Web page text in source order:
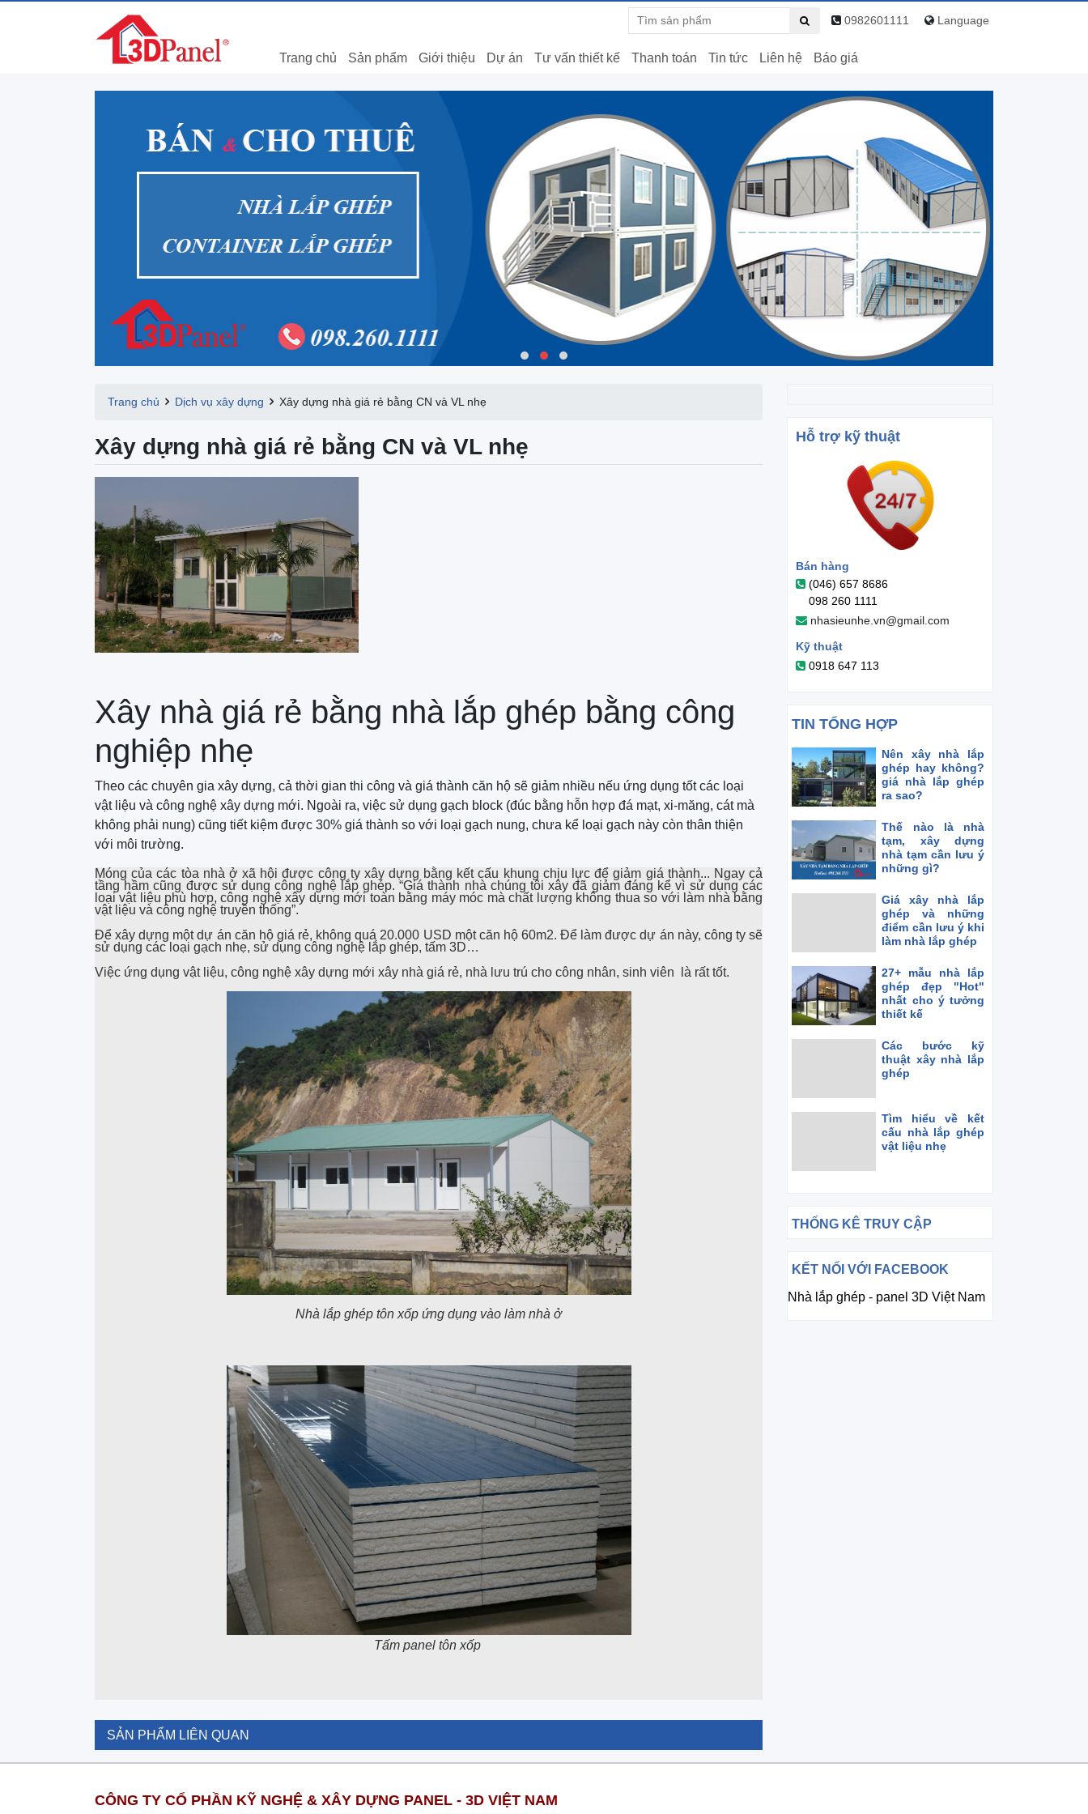
0982601111 Language
Trang chủ Sản phẩm Giới thiệu Dự án Tư vấn thiết kế Thanh toán Tin tức Liên hệ Báo giá
Trang chủ Dịch vụ xây dựng Xây dựng nhà giá rẻ bằng CN và VL nhẹ
Xây dựng nhà giá rẻ bằng CN và VL nhẹ
Xây nhà giá rẻ bằng nhà lắp ghép bằng công
nghiệp nhẹ
Theo các chuyên gia xây dựng, cả thời gian thi công và giá thành căn hộ sẽ giảm nhiều nếu ứng dụng tốt các loại
vật liệu và công nghệ xây dựng mới. Ngoài ra, việc sử dụng gạch block (đúc bằng hỗn hợp đá mạt, xi-măng, cát mà
không phải nung) cũng tiết kiệm được 30% giá thành so với loại gạch nung, chưa kể loại gạch này còn thân thiện
với môi trường.
Móng của các tòa nhà ở xã hội được công ty xây dựng bằng kết cấu khung chịu lực để giảm giá thành... Ngay cả
tầng hầm cũng được sử dụng công nghệ lắp ghép. “Giá thành nhà chúng tôi xây đã giảm đáng kể vì sử dụng các
loại vật liệu phù hợp, công nghệ xây dựng mới toàn bằng máy móc mà chất lượng không thua so với làm nhà bằng
vật liệu và công nghệ truyền thống”.
Để xây dựng một dự án căn hộ giá rẻ, không quá 20.000 USD một căn hộ 60m2. Để làm được dự án này, công ty sẽ
sử dụng các loại gạch nhẹ, sử dụng công nghệ lắp ghép, tấm 3D…
Việc ứng dụng vật liệu, công nghệ xây dựng mới xây nhà giá rẻ, nhà lưu trú cho công nhân, sinh viên là rất tốt.
Nhà lắp ghép tôn xốp ứng dụng vào làm nhà ở
Tấm panel tôn xốp
SẢN PHẨM LIÊN QUAN
Hỗ trợ kỹ thuật
Bán hàng
(046) 657 8686
098 260 1111
nhasieunhe.vn@gmail.com
Kỹ thuật
0918 647 113
TIN TỔNG HỢP
Nên xây nhà lắp
ghép hay không?
giá nhà lắp ghép
ra sao?
Thế nào là nhà
tạm, xây dựng
nhà tạm cần lưu ý
những gì?
Giá xây nhà lắp
ghép và những
điểm cần lưu ý khi
làm nhà lắp ghép
27+ mẫu nhà lắp
ghép đẹp "Hot"
nhất cho ý tưởng
thiết kế
Các bước kỹ
thuật xây nhà lắp
ghép
Tìm hiểu về kết
cấu nhà lắp ghép
vật liệu nhẹ
THỐNG KÊ TRUY CẬP
KẾT NỐI VỚI FACEBOOK
Nhà lắp ghép - panel 3D Việt Nam
CÔNG TY CỔ PHẦN KỸ NGHỆ & XÂY DỰNG PANEL - 3D VIỆT NAM